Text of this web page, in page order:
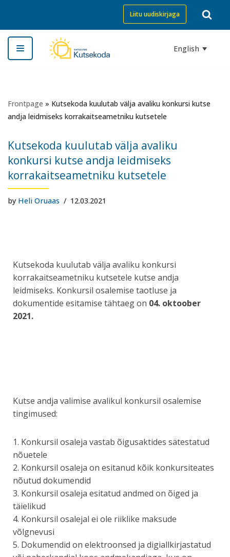
Skip
to
content
Liitu uudiskirjaga
English
Frontpage » Kutsekoda kuulutab välja avaliku konkursi kutse
andja leidmiseks korrakaitseametniku kutsetele
Kutsekoda kuulutab välja avaliku
konkursi kutse andja leidmiseks
korrakaitseametniku kutsetele
by Heli Oruaas 12.03.2021
Kutsekoda kuulutab välja avaliku konkursi
korrakaitseametniku kutsetele kutse andja
leidmiseks. Konkursil osalemise taotluse ja
dokumentide esitamise tähtaeg on 04. oktoober
2021.
Kutse andja valimise avalikul konkursil osalemise
tingimused:
1. Konkursil osaleja vastab õigusaktides sätestatud
nõuetele
2. Konkursil osaleja on esitanud kõik konkursiteates
nõutud dokumendid
3. Konkursil osaleja esitatud andmed on õiged ja
täielikud
4. Konkursil osalejal ei ole riiklike maksude
võlgnevusi
5. Dokumendid on elektroonsed ja digiallkirjastatud